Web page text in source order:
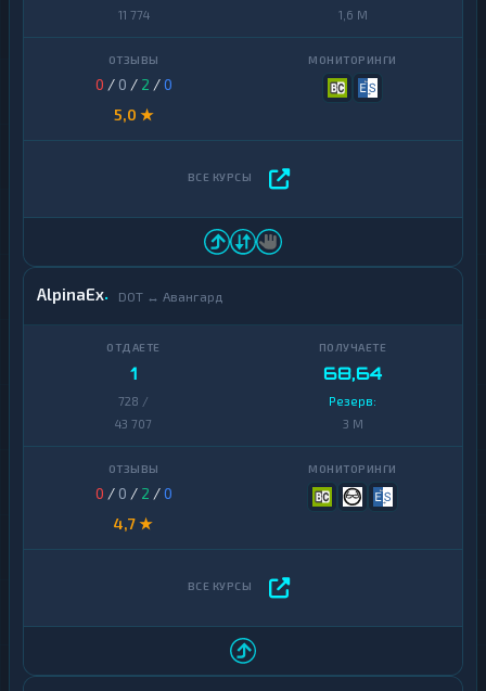
11 774
1,6 M
0 / 0 / 2 /0
5,0 ★
AlpinaEx DOT ↔ Авангард
1
728 /
43 707
68,64
Резерв:
3 M
0 / 0 / 2 /0
4,7 ★